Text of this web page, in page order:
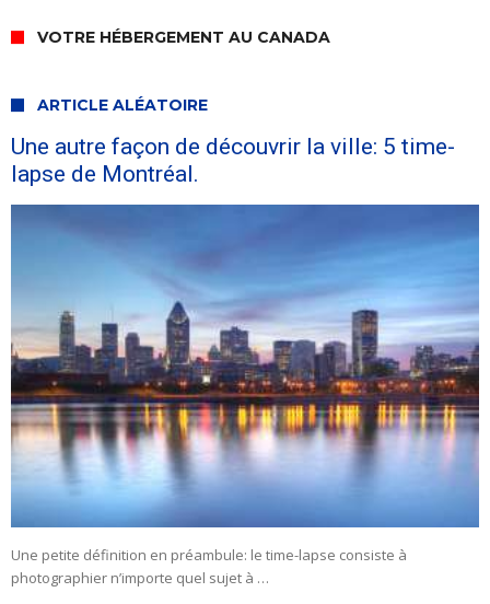
VOTRE HÉBERGEMENT AU CANADA
ARTICLE ALÉATOIRE
Une autre façon de découvrir la ville: 5 time-
lapse de Montréal.
Une petite définition en préambule: le time-lapse consiste à
photographier n’importe quel sujet à …